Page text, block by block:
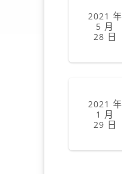
2021 年
5 月
28 日
2021 年
1 月
29 日